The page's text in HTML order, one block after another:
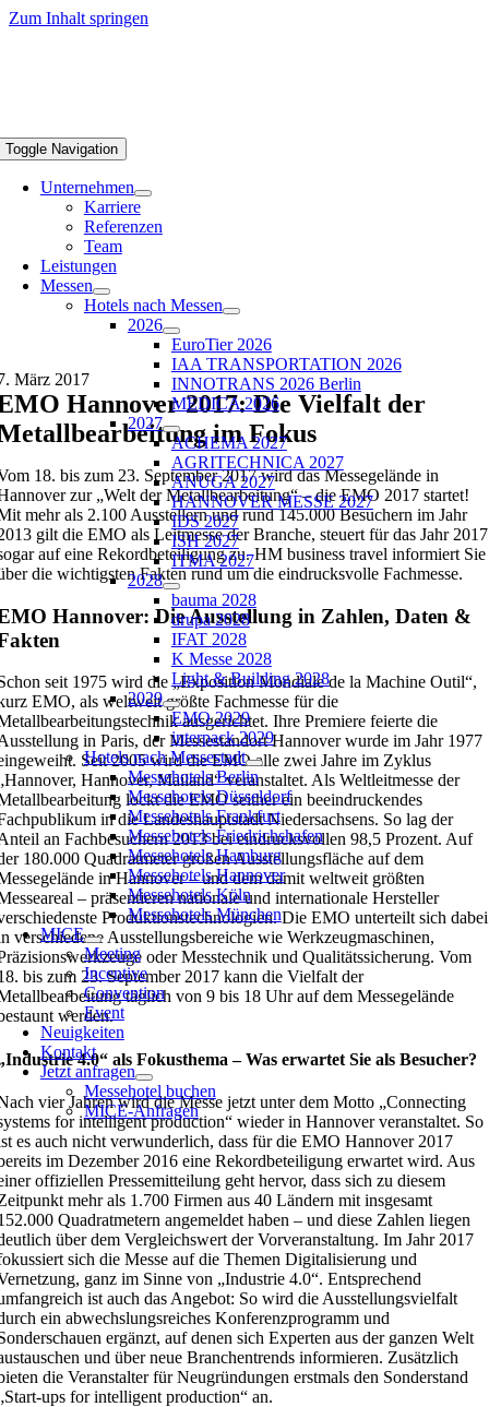
Zum Inhalt springen
Toggle Navigation
Unternehmen
Karriere
Referenzen
Team
Leistungen
Messen
Hotels nach Messen
2026
EuroTier 2026
IAA TRANSPORTATION 2026
INNOTRANS 2026 Berlin
MEDICA 2026
2027
ACHEMA 2027
AGRITECHNICA 2027
ANUGA 2027
HANNOVER MESSE 2027
IDS 2027
ISH 2027
ITMA 2027
2028
bauma 2028
drupa 2028
IFAT 2028
K Messe 2028
Light & Building 2028
2029
EMO 2029
interpack 2029
Hotels nach Messestadt
Messehotels Berlin
Messehotels Düsseldorf
Messehotels Frankfurt
Messehotels Friedrichshafen
Messehotels Hamburg
Messehotels Hannover
Messehotels Köln
Messehotels München
MICE
Meeting
Incentive
Convention
Event
Neuigkeiten
Kontakt
Jetzt anfragen
Messehotel buchen
MICE-Anfragen
März 2017
Hannover 2017: Die Vielfalt der
im Fokus
18. bis zum 23. September 2017 wird das Messegelände in
zur „Welt der Metallbearbeitung“ – die EMO 2017 startet!
mehr als 2.100 Ausstellern und rund 145.000 Besuchern im Jahr
gilt die EMO als Leitmesse der Branche, steuert für das Jahr 2017
auf eine Rekordbeteiligung zu. HM business travel informiert Sie
die wichtigsten Fakten rund um die eindrucksvolle Fachmesse.
Hannover: Die Ausstellung in Zahlen, Daten &
seit 1975 wird die „Exposition Mondiale de la Machine Outil“,
EMO, als weltweit größte Fachmesse für die
ausgerichtet. Ihre Premiere feierte die
in Paris, der Messestandort Hannover wurde im Jahr 1977
Seit 2005 wird die EMO alle zwei Jahre im Zyklus
Hannover, Mailand“ veranstaltet. Als Weltleitmesse der
lockt die EMO seither ein beeindruckendes
in die Landeshauptstadt Niedersachsens. So lag der
an Fachbesuchern 2013 bei eindrucksvollen 98,5 Prozent. Auf
180.000 Quadratmeter großen Ausstellungsfläche auf dem
in Hannover – und dem damit weltweit größten
– präsentieren nationale und internationale Hersteller
Produktionstechnologien. Die EMO unterteilt sich dabei
verschiedene Ausstellungsbereiche wie Werkzeugmaschinen,
oder Messtechnik und Qualitätssicherung. Vom
bis zum 23. September 2017 kann die Vielfalt der
täglich von 9 bis 18 Uhr auf dem Messegelände
werden.
4.0“ als Fokusthema – Was erwartet Sie als Besucher?
vier Jahren wird die Messe jetzt unter dem Motto „Connecting
for intelligent production“ wieder in Hannover veranstaltet. So
es auch nicht verwunderlich, dass für die EMO Hannover 2017
im Dezember 2016 eine Rekordbeteiligung erwartet wird. Aus
offiziellen Pressemitteilung geht hervor, dass sich zu diesem
mehr als 1.700 Firmen aus 40 Ländern mit insgesamt
Quadratmetern angemeldet haben – und diese Zahlen liegen
über dem Vergleichswert der Vorveranstaltung. Im Jahr 2017
sich die Messe auf die Themen Digitalisierung und
ganz im Sinne von „Industrie 4.0“. Entsprechend
ist auch das Angebot: So wird die Ausstellungsvielfalt
ein abwechslungsreiches Konferenzprogramm und
ergänzt, auf denen sich Experten aus der ganzen Welt
und über neue Branchentrends informieren. Zusätzlich
die Veranstalter für Neugründungen erstmals den Sonderstand
ups for intelligent production“ an.